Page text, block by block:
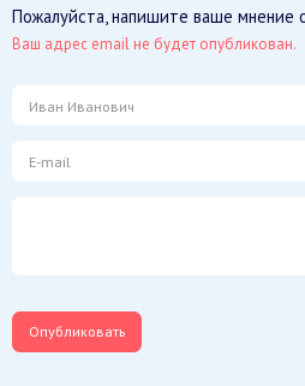
Пожалуйста, напишите ваше мнение
Ваш адрес email не будет опубликован.